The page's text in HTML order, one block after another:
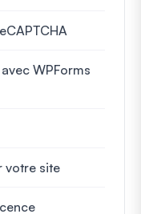
WPForms
votre site